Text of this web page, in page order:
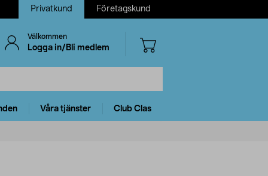
Privatkund Företagskund
Välkommen
Logga in/Bli medlem
Våra tjänster Club Clas